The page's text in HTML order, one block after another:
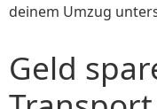
deinem Umzug
Geld